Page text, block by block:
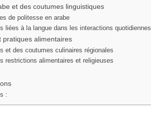
et des coutumes linguistiques
de politesse en arabe
liées à la langue dans les interactions quotidiennes
pratiques alimentaires
et des coutumes culinaires régionales
restrictions alimentaires et religieuses
: